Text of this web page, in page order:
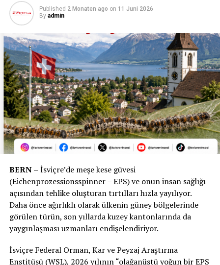
Published 2 Monaten ago on 11 Juni 2026
By admin
BERN – İsviçre’de meşe kese güvesi
(Eichenprozessionsspinner – EPS) ve onun insan sağlığı
açısından tehlike oluşturan tırtılları hızla yayılıyor.
Daha önce ağırlıklı olarak ülkenin güney bölgelerinde
görülen türün, son yıllarda kuzey kantonlarında da
yaygınlaşması uzmanları endişelendiriyor.
İsviçre Federal Orman, Kar ve Peyzaj Araştırma
Enstitüsü (WSL), 2026 yılının “olağanüstü yoğun bir EPS